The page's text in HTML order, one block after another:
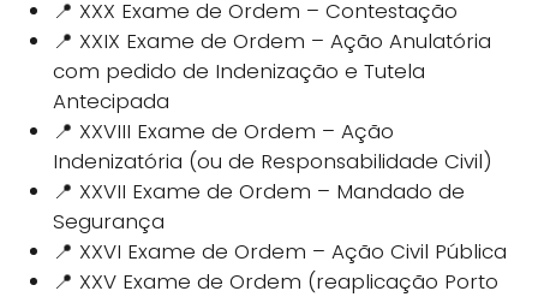
📍 XXX Exame de Ordem – Contestação
📍 XXIX Exame de Ordem – Ação Anulatória
com pedido de Indenização e Tutela
Antecipada
📍 XXVIII Exame de Ordem – Ação
Indenizatória (ou de Responsabilidade Civil)
📍 XXVII Exame de Ordem – Mandado de
Segurança
📍 XXVI Exame de Ordem – Ação Civil Pública
📍 XXV Exame de Ordem (reaplicação Porto